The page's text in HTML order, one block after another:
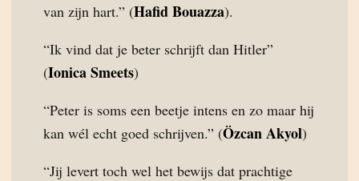
van zijn hart.” (Hafid Bouazza).
“Ik vind dat je beter schrijft dan Hitler”
(Ionica Smeets)
“Peter is soms een beetje intens en zo maar hij
kan wél echt goed schrijven.” (Özcan Akyol)
“Jij levert toch wel het bewijs dat prachtige